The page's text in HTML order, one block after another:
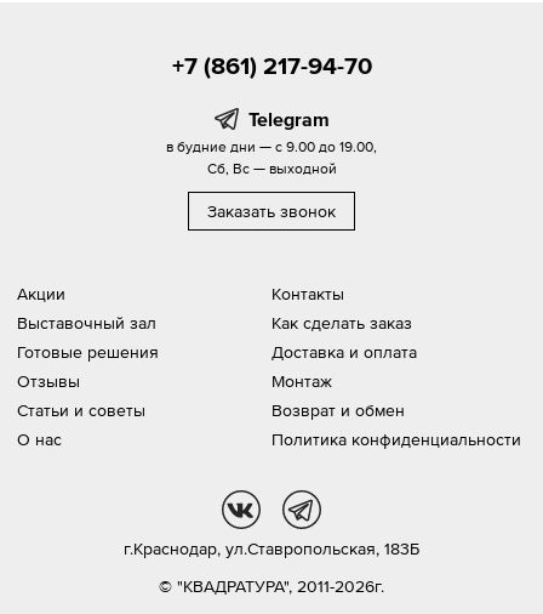
Акции
Выставочный зал
Готовые решения
Отзывы
Статьи и советы
О нас
Контакты
Как сделать заказ
Доставка и оплата
Монтаж
Возврат и обмен
Политика конфиденциальности
+7 (861) 217-94-70
Telegram
в будние дни — с 9.00 до 19.00,
Сб, Вс — выходной
Заказать звонок
© "КВАДРАТУРА", 2011-2026г.
г.Краснодар, ул.Ставропольская, 183Б
vk